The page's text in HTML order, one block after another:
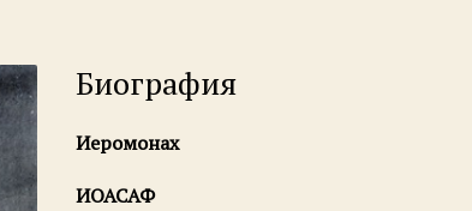
Биография
Иеромонах
ИОАСАФ